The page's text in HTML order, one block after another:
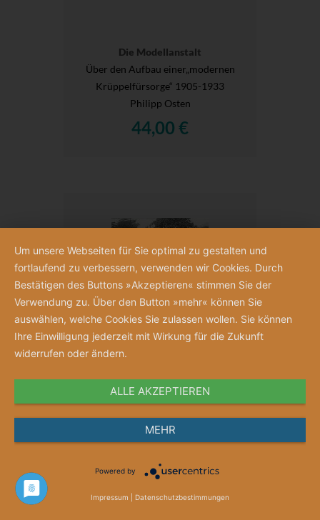
Die Modellanstalt
Über den Aufbau einer„modernen
Krüppelfürsorge“ 1905-1933
Philipp Osten
44,00 €
Betriebsausflug in die Gaskammer
Bernhard Selting
Um unsere Webseiten für Sie optimal zu gestalten und
fortlaufend zu verbessern, verwenden wir Cookies. Durch
Bestätigen des Buttons »Akzeptieren« stimmen Sie der
Verwendung zu. Über den Button »mehr« können Sie
auswählen, welche Cookies Sie zulassen wollen. Sie können
Ihre Einwilligung jederzeit mit Wirkung für die Zukunft
widerrufen oder ändern.
ALLE AKZEPTIEREN
MEHR
Powered by
Impressum Datenschutzbestimmungen